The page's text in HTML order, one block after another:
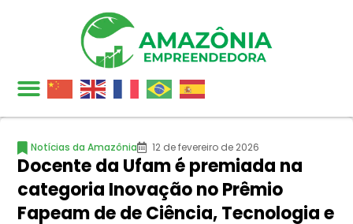
Notícias da Amazônia 12 de fevereiro de 2026
Docente da Ufam é premiada na
categoria Inovação no Prêmio
Fapeam de de Ciência, Tecnologia e